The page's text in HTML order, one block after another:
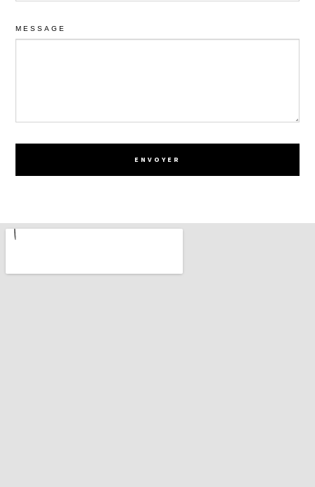
MESSAGE
ENVOYER